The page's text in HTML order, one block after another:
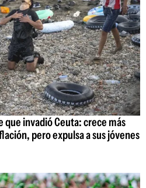
invadió Ceuta: crece más
pero expulsa a sus jóvenes